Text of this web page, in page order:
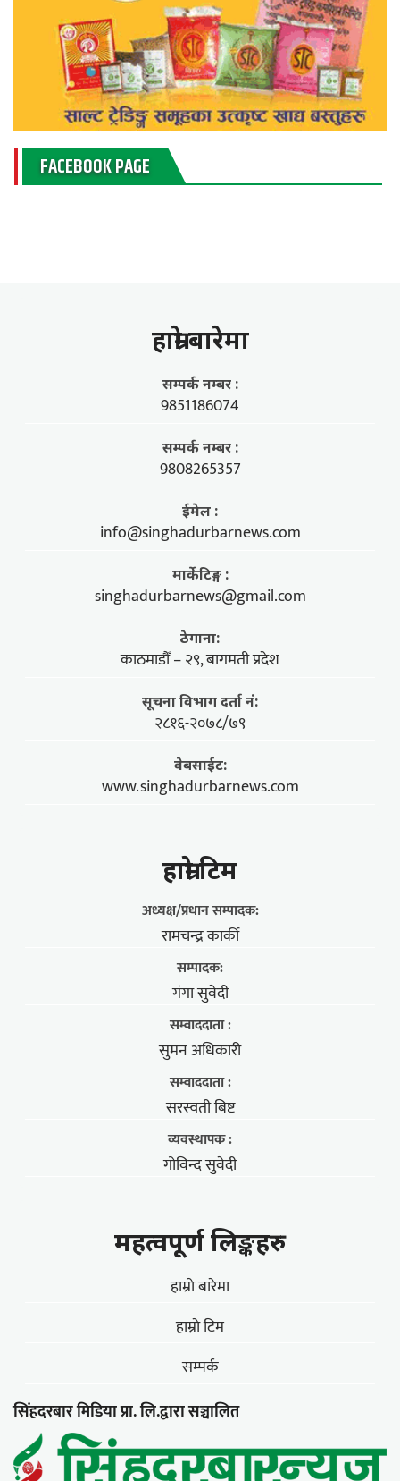
FACEBOOK PAGE
हाम्राे बारेमा
सम्पर्क नम्बर :
9851186074
सम्पर्क नम्बर :
9808265357
ईमेल :
info@singhadurbarnews.com
मार्केटिङ्ग :
singhadurbarnews@gmail.com
ठेगाना:
काठमाडौँ – २९, बागमती प्रदेश
सूचना विभाग दर्ता नं:
२८१६-२०७८/७९
वेबसाईट:
www.singhadurbarnews.com
हाम्राे टिम
अध्यक्ष/प्रधान सम्पादक:
रामचन्द्र कार्की
सम्पादक:
गंगा सुवेदी
सम्वाददाता :
सुमन अधिकारी
सम्वाददाता :
सरस्वती बिष्ट
व्यवस्थापक :
गोविन्द सुवेदी
महत्वपूर्ण लिङ्कहरु
हाम्राे बारेमा
हाम्राे टिम
सम्पर्क
सिंहदरबार मिडिया प्रा. लि.द्वारा सञ्चालित